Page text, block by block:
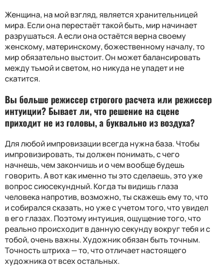
Женщина, на мой взгляд, является хранительницей
мира. Если она перестаёт такой быть, мир начинает
разрушаться. А если она остаётся верна своему
женскому, материнскому, божественному началу, то
мир обязательно выстоит. Он может балансировать
между тьмой и светом, но никуда не упадет и не
скатится.
Вы больше режиссер строгого расчета или режиссер
интуиции? Бывает ли, что решение на сцене
приходит не из головы, а буквально из воздуха?
Для любой импровизации всегда нужна база. Чтобы
импровизировать, ты должен понимать, с чего
начнешь, чем закончишь и о чем вообще будешь
говорить. А вот как именно ты это сделаешь, это уже
вопрос сиюсекундный. Когда ты видишь глаза
человека напротив, возможно, ты скажешь ему то, что
и собирался сказать, но уже с учетом того, что увидел
в его глазах. Поэтому интуиция, ощущение того, что
реально происходит в данную секунду вокруг тебя и с
тобой, очень важны. Художник обязан быть точным.
Точность штриха — то, что отличает настоящего
художника от всех остальных.